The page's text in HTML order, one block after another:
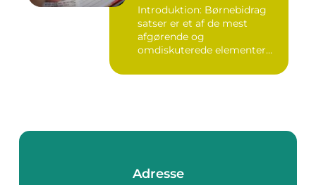
Introduktion: Børnebidrag
satser er et af de mest
afgørende og
omdiskuterede elementer
Adresse